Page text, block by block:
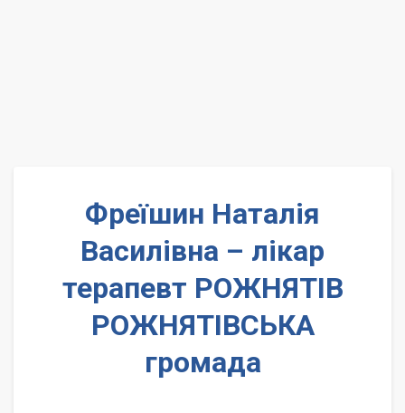
Фреїшин Наталія
Василівна – лікар
терапевт РОЖНЯТІВ
РОЖНЯТІВСЬКА
громада